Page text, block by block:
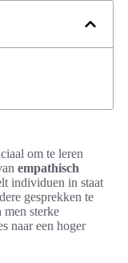
om te leren
empathisch
individuen in staat
gesprekken te
men sterke
naar een hoger